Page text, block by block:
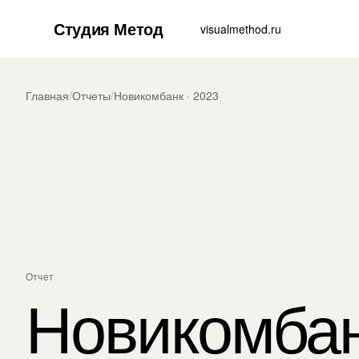
Студия Метод visualmethod.ru
Главная/Отчеты/Новикомбанк · 2023
Отчет